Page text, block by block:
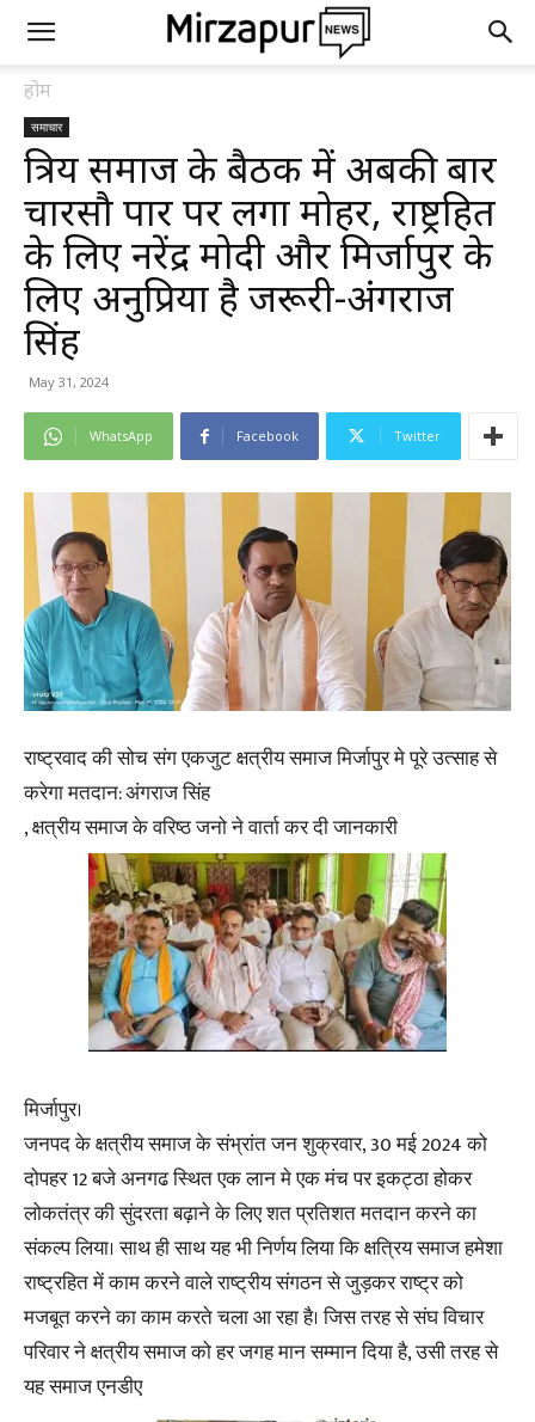
होम
समाचार
क्षत्रिय समाज के बैठक में अबकी बार
चारसौ पार पर लगा मोहर, राष्ट्रहित
के लिए नरेंद्र मोदी और मिर्जापुर के
लिए अनुप्रिया है जरूरी-अंगराज
सिंह
May 31, 2024
WhatsApp Facebook Twitter
राष्ट्रवाद की सोच संग एकजुट क्षत्रीय समाज मिर्जापुर मे पूरे उत्साह से
करेगा मतदान: अंगराज सिंह
, क्षत्रीय समाज के वरिष्ठ जनो ने वार्ता कर दी जानकारी
मिर्जापुर।
जनपद के क्षत्रीय समाज के संभ्रांत जन शुक्रवार, 30 मई 2024 को
दोपहर 12 बजे अनगढ स्थित एक लान मे एक मंच पर इकट्ठा होकर
लोकतंत्र की सुंदरता बढ़ाने के लिए शत प्रतिशत मतदान करने का
संकल्प लिया। साथ ही साथ यह भी निर्णय लिया कि क्षत्रिय समाज हमेशा
राष्ट्रहित में काम करने वाले राष्ट्रीय संगठन से जुड़कर राष्ट्र को
मजबूत करने का काम करते चला आ रहा है। जिस तरह से संघ विचार
परिवार ने क्षत्रीय समाज को हर जगह मान सम्मान दिया है, उसी तरह से
यह समाज एनडीए